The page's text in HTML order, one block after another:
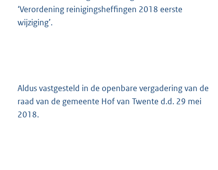
‘Verordening reinigingsheffingen 2018 eerste
wijziging’.
Aldus vastgesteld in de openbare vergadering van de
raad van de gemeente Hof van Twente d.d. 29 mei
2018.